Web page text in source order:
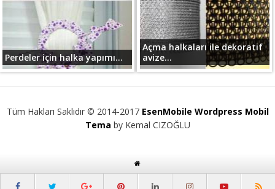
Perdeler için halka yapımı...
Açma halkaları ile dekoratif
avize...
Tüm Hakları Saklıdır © 2014-2017 EsenMobile Wordpress Mobil
Tema by Kemal CIZOĞLU